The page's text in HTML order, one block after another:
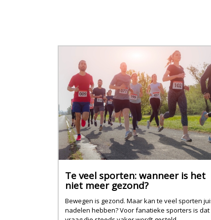
Te veel sporten: wanneer is het
niet meer gezond?
Bewegen is gezond. Maar kan te veel sporten
nadelen hebben? Voor fanatieke sporters is dat